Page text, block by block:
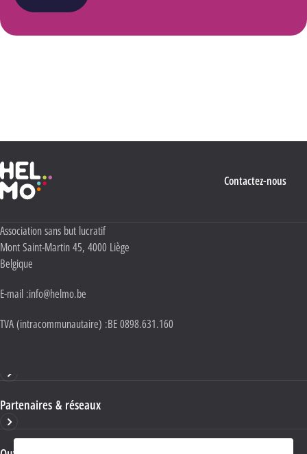
Haute École Libre Mosane
Contactez-nous
Adresse :
Association sans but lucratif
Mont Saint-Martin 45, 4000 Liège
Belgique
E-mail :info@helmo.be
TVA (intracommunautaire) :BE 0898.631.160
Partenaires & réseaux